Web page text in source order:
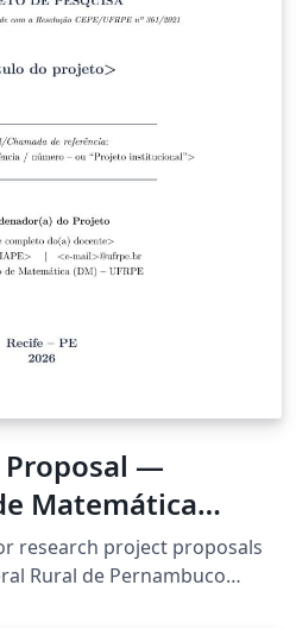
Proposal —
Matemática
361-2021)
research project proposals
Rural de Pernambuco
CEPE/UFRPE No.